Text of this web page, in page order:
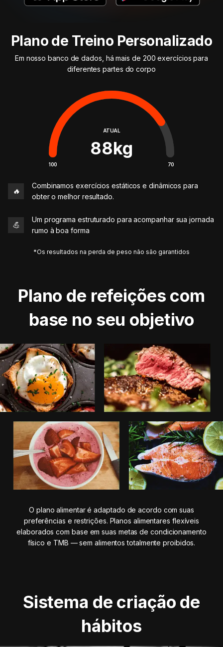
Plano de Treino Personalizado
Em nosso banco de dados, há mais de 200 exercícios para
diferentes partes do corpo
ATUAL
88kg
100 70
🔥
Combinamos exercícios estáticos e dinâmicos para
obter o melhor resultado.
💪
Um programa estruturado para acompanhar sua jornada
rumo à boa forma
*Os resultados na perda de peso não são garantidos
Plano de refeições com
base no seu objetivo
O plano alimentar é adaptado de acordo com suas
preferências e restrições. Planos alimentares flexíveis
elaborados com base em suas metas de condicionamento
físico e TMB — sem alimentos totalmente proibidos.
Sistema de criação de
hábitos